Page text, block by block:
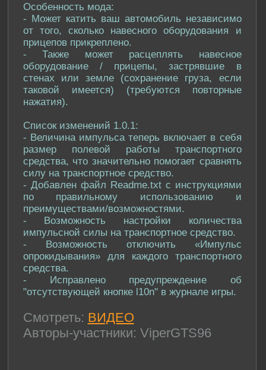
Особенность мода:
- Может катить ваш автомобиль независимо
от того, сколько навесного оборудования и
прицепов прикреплено.
- Также может расцеплять навесное
оборудование / прицепы, застрявшие в
стенах или земле (сохранение груза, если
таковой имеется) (требуются повторные
нажатия).
Список изменений 1.0.1:
- Величина импульса теперь включает в себя
размер полевой работы транспортного
средства, что значительно помогает сравнять
силу на транспортное средство.
- Добавлен файл Readme.txt с инструкциями
по правильному использованию и
преимуществами/возможностями.
- Возможность настройки количества
импульсной силы на транспортное средство.
- Возможность отключить «Импульс
опрокидывания» для каждого транспортного
средства.
- Исправлено предупреждение об
"отсутствующей кнопке l10n" в журнале игры.
Смотреть: ВИДЕО
Авторы-участники: ViperGTS96